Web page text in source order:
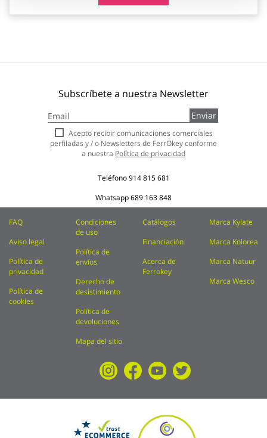
Subscríbete a nuestra Newsletter
a
nuestro
boletín
de
Enviar
Acepto recibir comunicaciones comerciales
perfiladas y / o Newsletters de FerrOkey conforme
a nuestra Política de privacidad
Teléfono914 815 681
Whatsapp689 163 848
FAQ
Aviso legal
Política de
privacidad
Política de
cookies
Condiciones
de uso
Política de
envíos
Derecho de
desistimiento
Política de
devoluciones
Mapa del sitio
Catálogos
Financiación
Acerca de
Ferrokey
Marca Kylate
Marca Kolorea
Marca Natuur
Marca Wesco